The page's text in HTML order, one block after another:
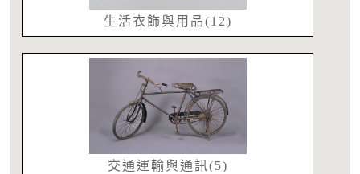
生活衣飾與用品(12)
交通運輸與通訊(5)